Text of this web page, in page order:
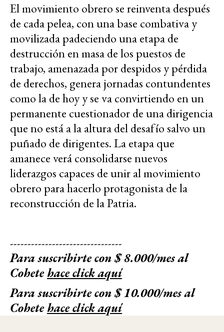
El movimiento obrero se reinventa después
de cada pelea, con una base combativa y
movilizada padeciendo una etapa de
destrucción en masa de los puestos de
trabajo, amenazada por despidos y pérdida
de derechos, genera jornadas contundentes
como la de hoy y se va convirtiendo en un
permanente cuestionador de una dirigencia
que no está a la altura del desafío salvo un
puñado de dirigentes. La etapa que
amanece verá consolidarse nuevos
liderazgos capaces de unir al movimiento
obrero para hacerlo protagonista de la
reconstrucción de la Patria.
--------------------------------
Para suscribirte con $ 8.000/mes al
Cohetehace click aquí
Para suscribirte con $ 10.000/mes al
Cohetehace click aquí